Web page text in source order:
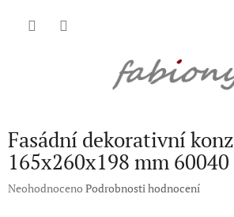
Fasádní dekorativní
165x260x198 mm 60040
Průměrné
Neohodnoceno Podrobnosti hodnocení